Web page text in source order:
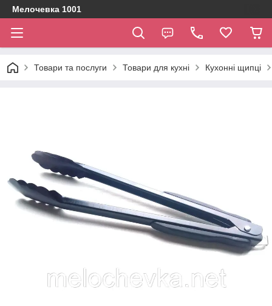
Мелочевка 1001
Товари та послуги Товари для кухні Кухонні щипці